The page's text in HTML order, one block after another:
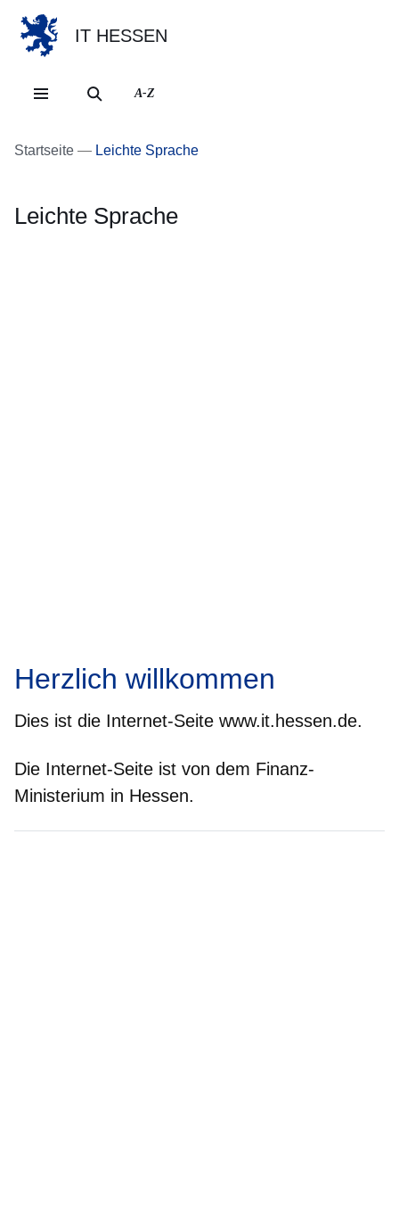
IT HESSEN
A-Z
Startseite Leichte Sprache
Leichte Sprache
Herzlich willkommen
Dies ist die Internet-Seite www.it.hessen.de.
Die Internet-Seite ist von dem Finanz-
Ministerium in Hessen.